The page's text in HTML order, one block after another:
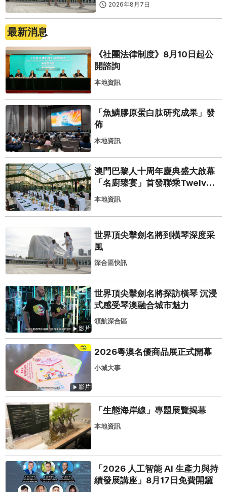
2026年8月7日
最新消息
《社團法律制度》8月10日起公
開諮詢
本地資訊
「魚鱗膠原蛋白肽研究成果」發
佈
本地資訊
澳門巴黎人十周年慶典盛大啟幕
「名廚臻宴」首發聯乘Twelve
25演繹極致法式風雅
本地資訊
世界頂尖擊劍名將到橫琴深度采
風
深合區快訊
影片
世界頂尖擊劍名將探訪橫琴 沉浸
式感受琴澳融合城市魅力
領航深合區
影片
2026粵澳名優商品展正式開幕
小城大事
「生態海岸線」專題展覽揭幕
本地資訊
「2026 人工智能 AI 生產力與持
續發展講座」8月17日免費開鑼